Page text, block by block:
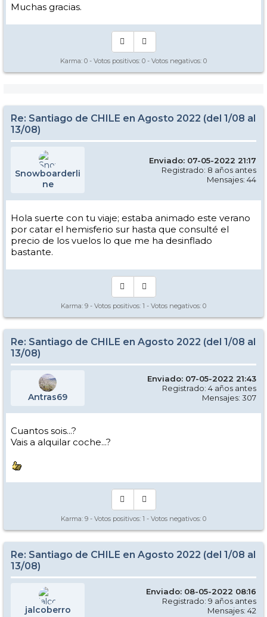
Muchas gracias.
Karma: 0 - Votos positivos: 0 - Votos negativos: 0
Re: Santiago de CHILE en Agosto 2022 (del 1/08 al
13/08)
Snowboarderli
ne
Enviado: 07-05-2022 21:17
Registrado: 8 años antes
Mensajes: 44
Hola suerte con tu viaje; estaba animado este verano
por catar el hemisferio sur hasta que consulté el
precio de los vuelos lo que me ha desinflado
bastante.
Karma: 9 - Votos positivos: 1 - Votos negativos: 0
Re: Santiago de CHILE en Agosto 2022 (del 1/08 al
13/08)
Antras69
Enviado: 07-05-2022 21:43
Registrado: 4 años antes
Mensajes: 307
Cuantos sois...?
Vais a alquilar coche...?
Karma: 9 - Votos positivos: 1 - Votos negativos: 0
Re: Santiago de CHILE en Agosto 2022 (del 1/08 al
13/08)
jalcoberro
Enviado: 08-05-2022 08:16
Registrado: 9 años antes
Mensajes: 42